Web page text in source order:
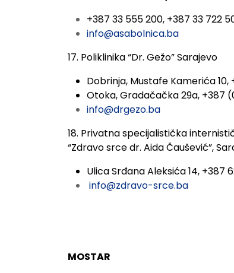
+387 33 555 200, +387 33 722
info@asabolnica.ba
17. Poliklinika “Dr. Gežo” Sarajevo
Dobrinja, Mustafe Kamerića 10,
Otoka, Gradačačka 29a, +387
info@drgezo.ba
18. Privatna specijalistička
“Zdravo srce dr. Aida Čaušević”,
Ulica Srđana Aleksića 14, +387
info@zdravo-srce.ba
MOSTAR